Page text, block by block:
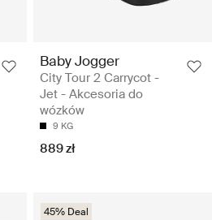
Baby Jogger
City Tour 2 Carrycot -
Jet - Akcesoria do
wózków
9 KG
889 zł
45% Deal